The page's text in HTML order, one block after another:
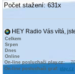
Počet stažení: 631x
HEY Radio Vás vítá,
Celkem
Srpen
Dnes
Online
On-line posluchači play.cz:
70
On-line posluchači graf: play.cz